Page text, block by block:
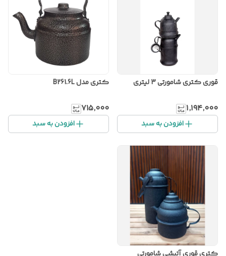
قوری کتری شامورتی 3 لیتری
۱٬۱۹۴٬۰۰۰
افزودن به سبد
کتری مدل B261.6L
۷۱۵٬۰۰۰
افزودن به سبد